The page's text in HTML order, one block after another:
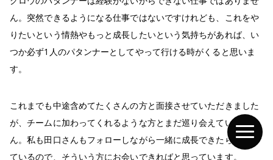
ん。突然できるようになる仕事ではないですけれども、これをや
りたいという情熱やもっと成長したいという気持ちがあれば、い
つか必ず1人のパタンナーとしてやって行ける時がくると思いま
す。
これまでも中途含めてたくさんの方と面接させていただきました
が、チームに加わってくれるような方とまだ巡り会えていませ
ん。私も田口さんもフォローしながら一緒に成長できたらと思っ
ているので、そういう方にお会いできればと思っています。